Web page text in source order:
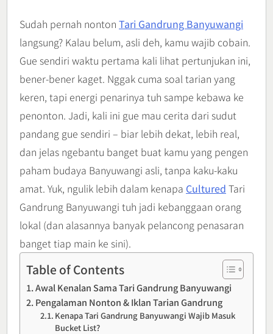
Sudah pernah nonton Tari Gandrung Banyuwangi
langsung? Kalau belum, asli deh, kamu wajib cobain.
Gue sendiri waktu pertama kali lihat pertunjukan ini,
bener-bener kaget. Nggak cuma soal tarian yang
keren, tapi energi penarinya tuh sampe kebawa ke
penonton. Jadi, kali ini gue mau cerita dari sudut
pandang gue sendiri – biar lebih dekat, lebih real,
dan jelas ngebantu banget buat kamu yang pengen
paham budaya Banyuwangi asli, tanpa kaku-kaku
amat. Yuk, ngulik lebih dalam kenapa Cultured Tari
Gandrung Banyuwangi tuh jadi kebanggaan orang
lokal (dan alasannya banyak pelancong penasaran
banget tiap main ke sini).
Table of Contents
Awal Kenalan Sama Tari Gandrung Banyuwangi
Pengalaman Nonton & Iklan Tarian Gandrung
Kenapa Tari Gandrung Banyuwangi Wajib Masuk
Bucket List?